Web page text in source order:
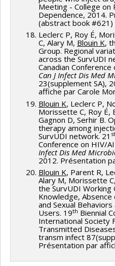
Meeting - College on
Dependence, 2014.
(abstract book #621)
Leclerc P, Roy É,
C, Alary M, Blouin K,
Group. Regional
across the SurvUDI
Canadian
Can J Infect Dis Med
23(supplement SA),
affiche par Carole
Blouin K, Leclerc P,
Morissette C, Roy É,
Gagnon D, Serhir B.
therapy among
SurvUDI network. 21 st
Conference on HIV/
Infect Dis Med
2012. Présentation
Blouin K, Parent R,
Alary M, Morissette
the SurvUDI Working
Knowledge,
and Sexual
Users. 19th Biennial
International Society
Transmitted
transm infect
Présentation par